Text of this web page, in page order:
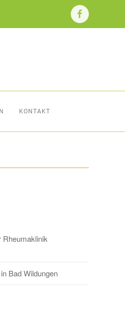
KONTAKT
Rheumaklinik
Bad Wildungen